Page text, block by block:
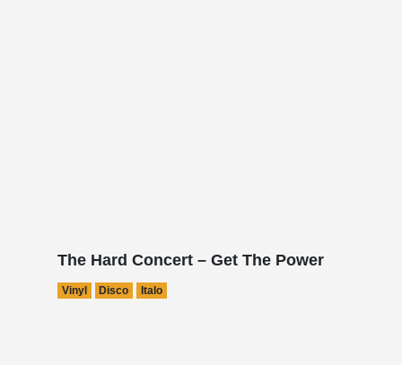
The Hard Concert – Get The Power
Vinyl Disco Italo